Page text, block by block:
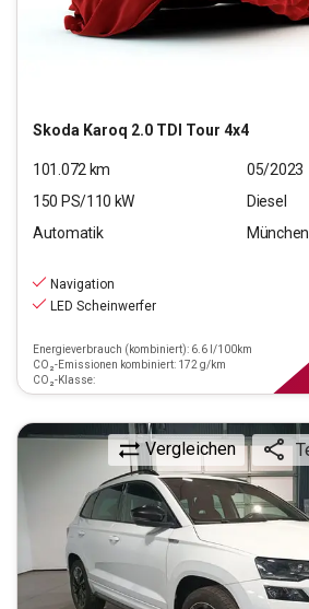
Skoda Karoq 2.0 TDI Tour 4x4
101.072 km
05/2023
150 PS/110 kW
Diesel
Automatik
Navigation
LED Scheinwerfer
Energieverbrauch (kombiniert): 6.6 l/100km
CO₂-Emissionen kombiniert: 172 g/km
CO₂-Klasse:
Vergleichen